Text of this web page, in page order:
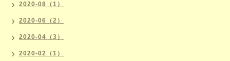
2020-08（1）
2020-06（2）
2020-04（3）
2020-02（1）